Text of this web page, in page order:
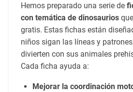
Hemos preparado una serie de
con temática de dinosaurios
gratis. Estas fichas están
niños sigan las líneas y
divierten con sus animales
Cada ficha ayuda a:
Mejorar la coordinación